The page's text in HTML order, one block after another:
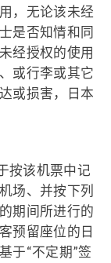
，无论该未经
是否知情和同
经授权的使用
或行李或其它
或损害，日本
按该机票中记
场、并按下列
期间所进行的
预留座位的日
于“不定期”签